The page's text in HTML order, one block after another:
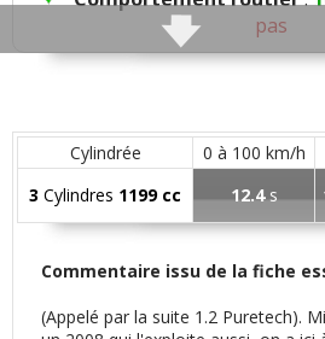
pas
Agrément:6aiment
Poids:1aime1
Confort global:12
Confort des
Cylindrée 0 à 100 km/h
3 Cylindres 1199 cc 12.4s
Commentaire issu de la fiche
(Appelé par la suite 1.2 Puretech).